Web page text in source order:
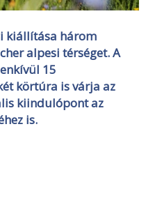
kiállítása három
alpesi térséget. A
15
körtúra is várja az
kiindulópont az
is.